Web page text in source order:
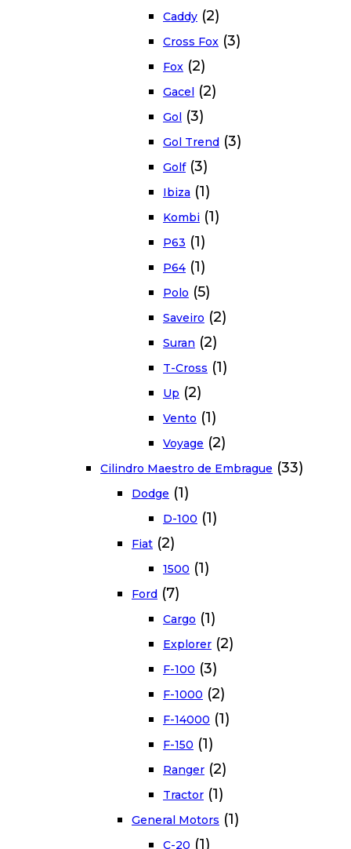
Caddy (2)
Cross Fox (3)
Fox (2)
Gacel (2)
Gol (3)
Gol Trend (3)
Golf (3)
Ibiza (1)
Kombi (1)
P63 (1)
P64 (1)
Polo (5)
Saveiro (2)
Suran (2)
T-Cross (1)
Up (2)
Vento (1)
Voyage (2)
Cilindro Maestro de Embrague (33)
Dodge (1)
D-100 (1)
Fiat (2)
1500 (1)
Ford (7)
Cargo (1)
Explorer (2)
F-100 (3)
F-1000 (2)
F-14000 (1)
F-150 (1)
Ranger (2)
Tractor (1)
General Motors (1)
C-20 (1)